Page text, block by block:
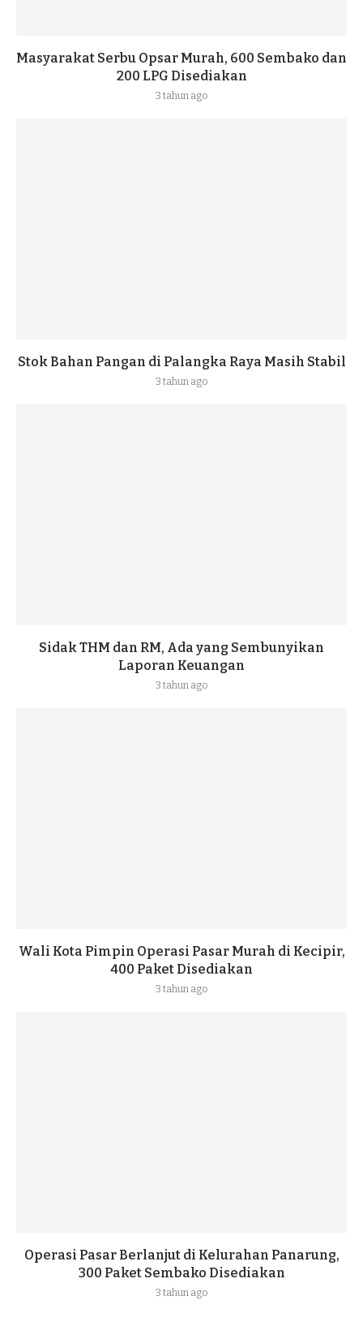
Masyarakat Serbu Opsar Murah, 600 Sembako dan
200 LPG Disediakan
3 tahun ago
Stok Bahan Pangan di Palangka Raya Masih Stabil
3 tahun ago
Sidak THM dan RM, Ada yang Sembunyikan
Laporan Keuangan
3 tahun ago
Wali Kota Pimpin Operasi Pasar Murah di Kecipir,
400 Paket Disediakan
3 tahun ago
Operasi Pasar Berlanjut di Kelurahan Panarung,
300 Paket Sembako Disediakan
3 tahun ago